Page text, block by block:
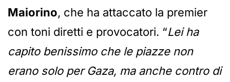
Maiorino, che ha attaccato la premier
con toni diretti e provocatori. “Lei ha
capito benissimo che le piazze non
erano solo per Gaza, ma anche contro di